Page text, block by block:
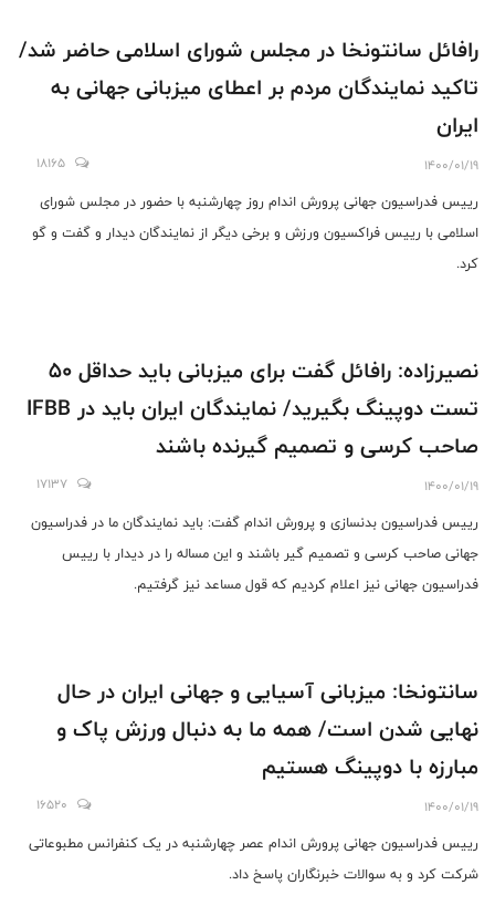
رافائل سانتونخا در مجلس شورای اسلامی حاضر شد/
تاکید نمایندگان مردم بر اعطای میزبانی جهانی به
ایران
1400/01/19
18165
رییس فدراسیون جهانی پرورش اندام روز چهارشنبه با حضور در مجلس شورای
اسلامی با رییس فراکسیون ورزش و برخی دیگر از نمایندگان دیدار و گفت و گو
کرد.
نصیرزاده: رافائل گفت برای میزبانی باید حداقل 50
تست دوپینگ بگیرید/ نمایندگان ایران باید در IFBB
صاحب کرسی و تصمیم گیرنده باشند
1400/01/19
17137
رییس فدراسیون بدنسازی و پرورش اندام گفت: باید نمایندگان ما در فدراسیون
جهانی صاحب کرسی و تصمیم گیر باشند و این مساله را در دیدار با رییس
فدراسیون جهانی نیز اعلام کردیم که قول مساعد نیز گرفتیم.
سانتونخا: میزبانی آسیایی و جهانی ایران در حال
نهایی شدن است/ همه ما به دنبال ورزش پاک و
مبارزه با دوپینگ هستیم
1400/01/19
16520
رییس فدراسیون جهانی پرورش اندام عصر چهارشنبه در یک کنفرانس مطبوعاتی
شرکت کرد و به سوالات خبرنگاران پاسخ داد.